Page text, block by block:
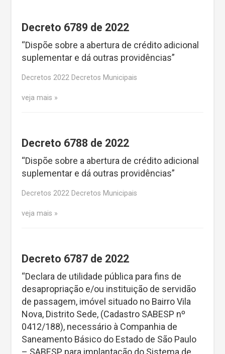
Decreto 6789 de 2022
“Dispõe sobre a abertura de crédito adicional
suplementar e dá outras providências”
Decretos 2022 Decretos Municipais
veja mais
Decreto 6788 de 2022
“Dispõe sobre a abertura de crédito adicional
suplementar e dá outras providências”
Decretos 2022 Decretos Municipais
veja mais
Decreto 6787 de 2022
“Declara de utilidade pública para fins de
desapropriação e/ou instituição de servidão
de passagem, imóvel situado no Bairro Vila
Nova, Distrito Sede, (Cadastro SABESP nº
0412/188), necessário à Companhia de
Saneamento Básico do Estado de São Paulo
– SABESP, para implantação do Sistema de